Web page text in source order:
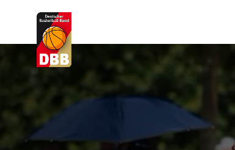
Suchvorschläge
Lorem Ipsum
Amet Valputo